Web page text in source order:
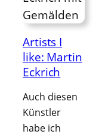
Artists I
like: Martin
Eckrich
Auch diesen
Künstler
habe ich